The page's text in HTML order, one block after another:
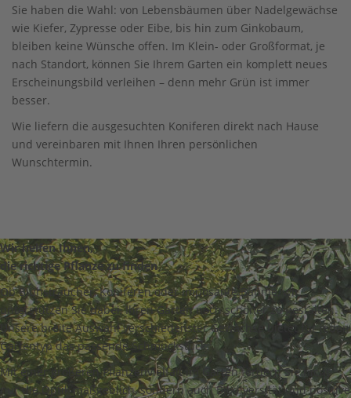
Sie haben die Wahl: von Lebensbäumen über Nadelgewächse
wie Kiefer, Zypresse oder Eibe, bis hin zum Ginkobaum,
bleiben keine Wünsche offen. Im Klein- oder Großformat, je
nach Standort, können Sie Ihrem Garten ein komplett neues
Erscheinungsbild verleihen – denn mehr Grün ist immer
besser.
Wie liefern die ausgesuchten Koniferen direkt nach Hause
und vereinbaren mit Ihnen Ihren persönlichen
Wunschtermin.
Wir helfen Ihnen,
die richtige Pflanze zu finden
Ob Blühsträucher, Koniferen oder imposante Bäume, wir
unterstützen Sie dabei, Ihren Garten noch schöner zu gestalten.
Unsere breite Auswahl verschiedenster Gewächse bietet für jeden
Gartentyp das passende Schmuckstück.
Mit einer größeren Pflanzenvielfalt im Garten fördern Sie nicht
nur die Optik maßgeblich, sondern auch Biodiversität und positive